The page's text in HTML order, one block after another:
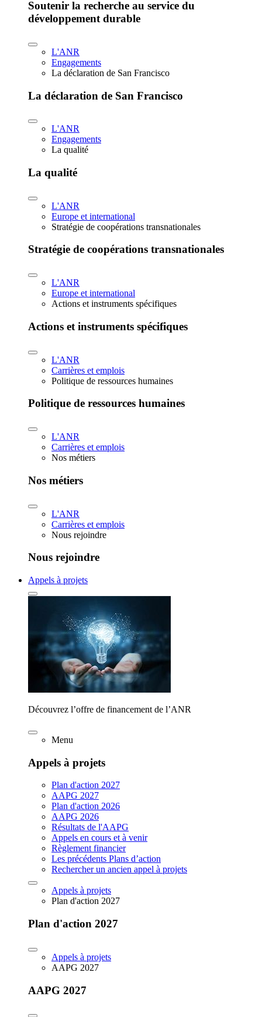
Soutenir la recherche au service du
développement durable
L'ANR
Engagements
La déclaration de San Francisco
La déclaration de San Francisco
L'ANR
Engagements
La qualité
La qualité
L'ANR
Europe et international
Stratégie de coopérations transnationales
Stratégie de coopérations transnationales
L'ANR
Europe et international
Actions et instruments spécifiques
Actions et instruments spécifiques
L'ANR
Carrières et emplois
Politique de ressources humaines
Politique de ressources humaines
L'ANR
Carrières et emplois
Nos métiers
Nos métiers
L'ANR
Carrières et emplois
Nous rejoindre
Nous rejoindre
Appels à projets
Découvrez l’offre de financement de l’ANR
Menu
Appels à projets
Plan d'action 2027
AAPG 2027
Plan d'action 2026
AAPG 2026
Résultats de l'AAPG
Appels en cours et à venir
Règlement financier
Les précédents Plans d’action
Rechercher un ancien appel à projets
Appels à projets
Plan d'action 2027
Plan d'action 2027
Appels à projets
AAPG 2027
AAPG 2027